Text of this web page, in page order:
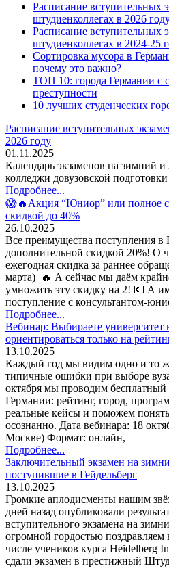
Расписание вступительных
штудиенколлегах в 2026
Расписание вступительных
штудиенколлегах в 2024-25
Сортировка мусора в
почему это важно?
ТОП 10: города Германии с
преступности
10 лучших студенческих
Расписание вступительных
2026 году
01.11.2025
Календарь экзаменов на зимний и
колледжи довузовской
Подробнее...
😱🔥Акция “Юниор” или полное
скидкой до 40%
26.10.2025
Все преимущества поступления в
дополнительной скидкой 20%! О
ежегодная скидка за раннее
марта) 🔥 А сейчас мы даём
умножить эту скидку на 2! 💶 А
поступление с консультантом-
Подробнее...
Вебинар: Выбираете
ориентироваться только на
13.10.2025
Каждый год мы видим одно и то
типичные ошибки при выборе
октября мы проводим бесплатный
Германии: рейтинг, город,
реальные кейсы и поможем
осознанно. Дата вебинара: 18
Москве) Формат: онлайн,
Подробнее...
Заключительный экзамен на
поступившие в Гейдельберг
13.10.2025
Громкие аплодисменты нашим
дней назад опубликовали
вступительного экзамена на
огромной гордостью
числе учеников курса Heidelberg
сдали экзамен в престижный